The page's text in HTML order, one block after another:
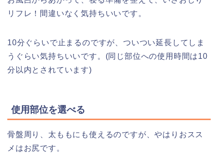
リフレ！間違いなく気持ちいいです。
10分ぐらいで止まるのですが、ついつい延長してしま
うぐらい気持ちいいです。(同じ部位への使用時間は10
分以内とされています)
使用部位を選べる
骨盤周り、太ももにも使えるのですが、やはりおスス
メはお尻です。